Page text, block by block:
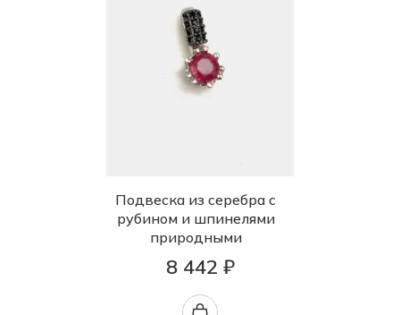
Подвеска из серебра с
рубином и шпинелями
природными
8 442 ₽